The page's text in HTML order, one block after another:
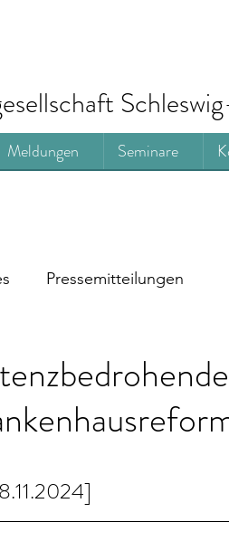
Meldungen Seminare
Pressemitteilungen